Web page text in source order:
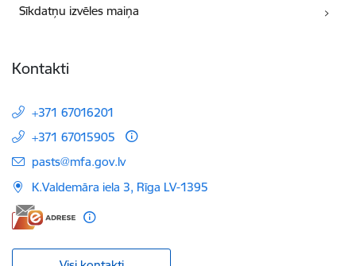
Sīkdatņu izvēles maiņa
Kontakti
+371 67016201
+371 67015905
E-pasts:
pasts@mfa.gov.lv
K.Valdemāra iela 3, Rīga LV-1395